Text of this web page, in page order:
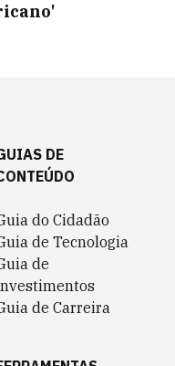
DE
do Cidadão
de Tecnologia
de
de Carreira